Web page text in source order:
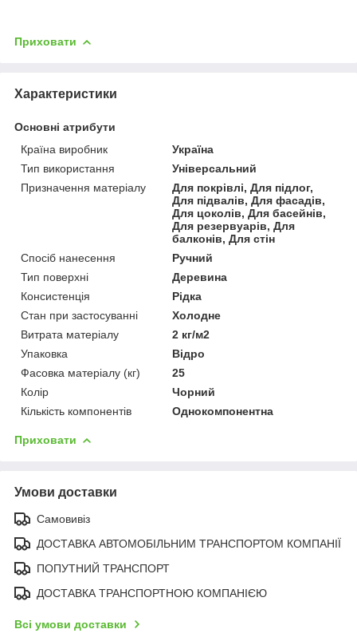
Приховати
Характеристики
Основні атрибути
Країна виробник
Україна
Тип використання
Універсальний
Призначення матеріалу
Для покрівлі, Для підлог,
Для підвалів, Для фасадів,
Для цоколів, Для басейнів,
Для резервуарів, Для
балконів, Для стін
Спосіб нанесення
Ручний
Тип поверхні
Деревина
Консистенція
Рідка
Стан при застосуванні
Холодне
Витрата матеріалу
2 кг/м2
Упаковка
Відро
Фасовка матеріалу (кг)
25
Колір
Чорний
Кількість компонентів
Однокомпонентна
Приховати
Умови доставки
Самовивіз
ДОСТАВКА АВТОМОБІЛЬНИМ ТРАНСПОРТОМ КОМПАНІЇ
ПОПУТНИЙ ТРАНСПОРТ
ДОСТАВКА ТРАНСПОРТНОЮ КОМПАНІЄЮ
Всі умови доставки